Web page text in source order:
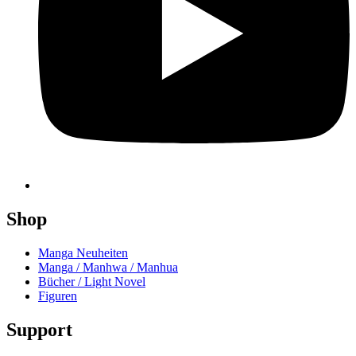
Shop
Manga Neuheiten
Manga / Manhwa / Manhua
Bücher / Light Novel
Figuren
Support